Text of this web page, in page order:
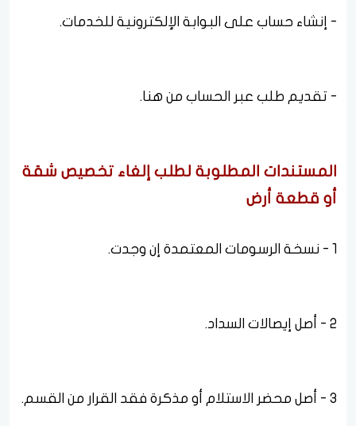
- إنشاء حساب على البوابة الإلكترونية للخدمات.
- تقديم طلب عبر الحساب من هنا.
المستندات المطلوبة لطلب إلغاء تخصيص شقة
أو قطعة أرض
1 - نسخة الرسومات المعتمدة إن وجدت.
2 - أصل إيصالات السداد.
3 - أصل محضر الاستلام أو مذكرة فقد القرار من القسم.